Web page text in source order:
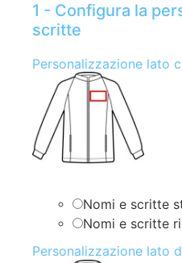
1 - Configura la
scritte
Personalizzazione lato
Nomi e scritte
Nomi e scritte
Personalizzazione lato